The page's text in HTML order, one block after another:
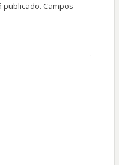
publicado. Campos